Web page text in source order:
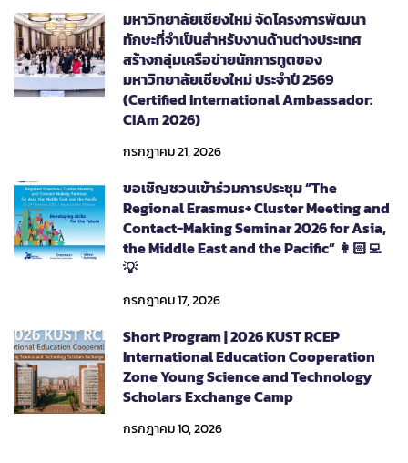
มหาวิทยาลัยเชียงใหม่ จัดโครงการพัฒนา
ทักษะที่จำเป็นสำหรับงานด้านต่างประเทศ
สร้างกลุ่มเครือข่ายนักการทูตของ
มหาวิทยาลัยเชียงใหม่ ประจำปี 2569
(Certified International Ambassador:
CIAm 2026)
กรกฎาคม 21, 2026
ขอเชิญชวนเข้าร่วมการประชุม “The
Regional Erasmus+ Cluster Meeting and
Contact-Making Seminar 2026 for Asia,
the Middle East and the Pacific” 👩🏻‍💻
💡
กรกฎาคม 17, 2026
Short Program | 2026 KUST RCEP
International Education Cooperation
Zone Young Science and Technology
Scholars Exchange Camp
กรกฎาคม 10, 2026